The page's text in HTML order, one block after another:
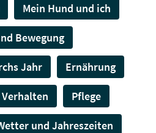
Mein Hund und ich
Bewegung
Jahr Ernährung
Verhalten Pflege
und Jahreszeiten